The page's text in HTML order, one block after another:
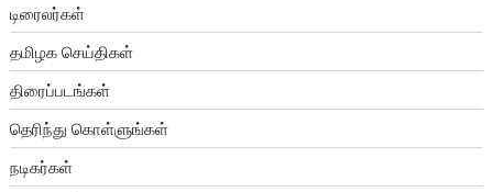
டிரைலர்கள்
தமிழக செய்திகள்
திரைப்படங்கள்
தெரிந்து கொள்ளுங்கள்
நடிகர்கள்